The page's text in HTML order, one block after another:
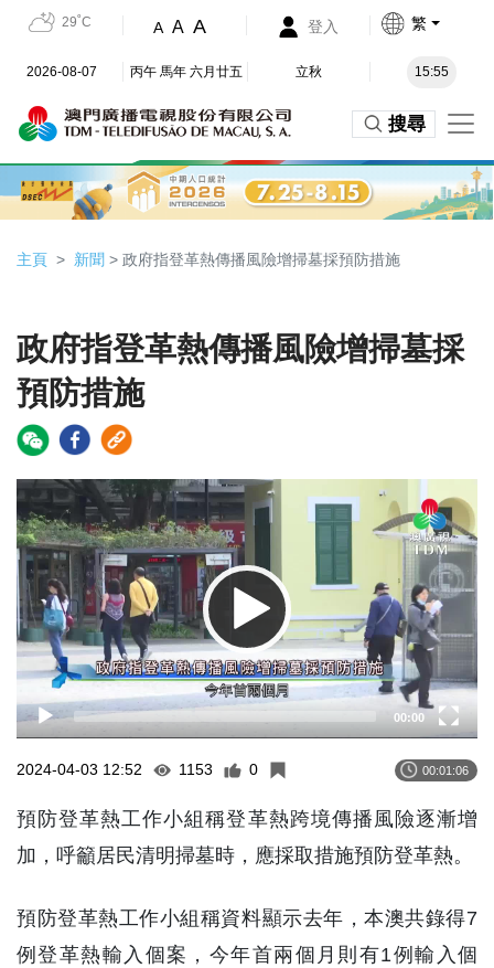
29˚C A A A 登入 繁
2026-08-07 丙午 馬年 六月廿五 立秋 15:55
搜尋
主頁 新聞 > 政府指登革熱傳播風險增掃墓採預防措施
政府指登革熱傳播風險增掃墓採
預防措施
Video
Player
00:00
2024-04-03 12:52 1153 0 00:01:06
預防登革熱工作小組稱登革熱跨境傳播風險逐漸增
加，呼籲居民清明掃墓時，應採取措施預防登革熱。
預防登革熱工作小組稱資料顯示去年，本澳共錄得7
例登革熱輸入個案，今年首兩個月則有1例輸入個